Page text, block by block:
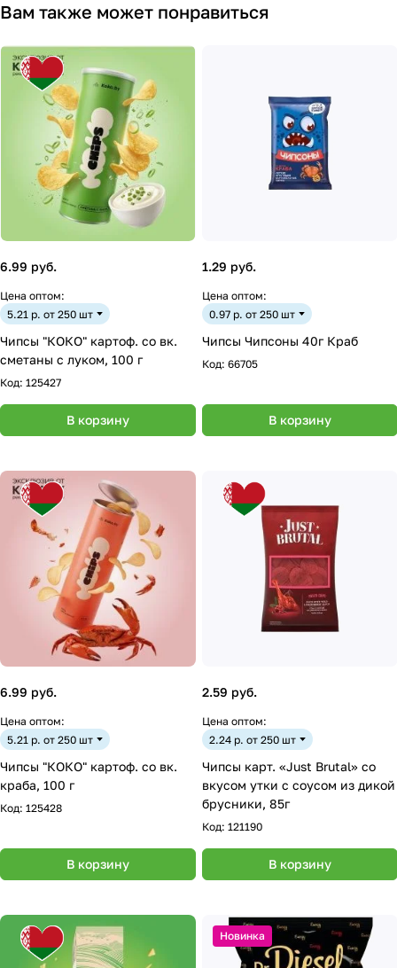
Вам также может понравиться
6.99 руб.
Цена оптом:
5.21 р. от 250 шт
Чипсы "КОКО" картоф. со вк.
сметаны с луком, 100 г
Код: 125427
В корзину
1.29 руб.
Цена оптом:
0.97 р. от 250 шт
Чипсы Чипсоны 40г Краб
Код: 66705
В корзину
6.99 руб.
Цена оптом:
5.21 р. от 250 шт
Чипсы "КОКО" картоф. со вк.
краба, 100 г
Код: 125428
В корзину
2.59 руб.
Цена оптом:
2.24 р. от 250 шт
Чипсы карт. «Just Brutal» со
вкусом утки с соусом из дикой
брусники, 85г
Код: 121190
В корзину
Новинка